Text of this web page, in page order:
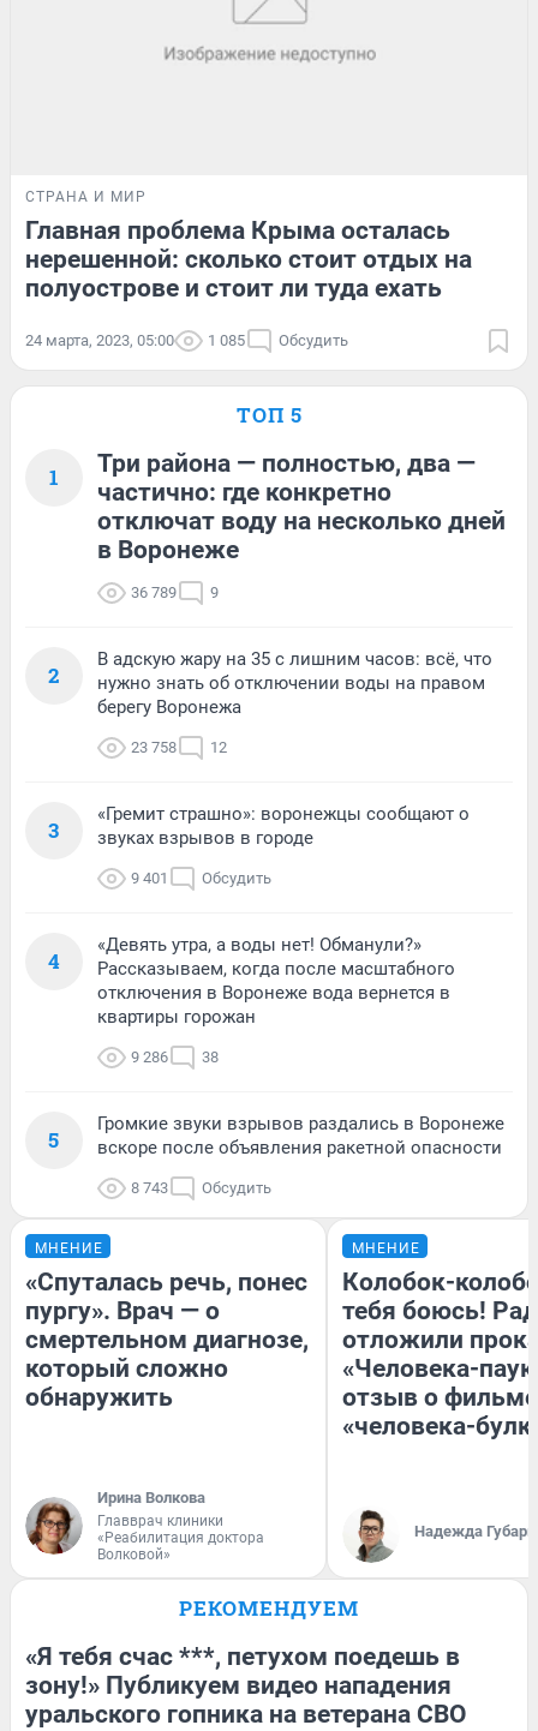
СТРАНА И МИР
Главная проблема Крыма осталась
нерешенной: сколько стоит отдых на
полуострове и стоит ли туда ехать
24 марта, 2023, 05:00 1 085 Обсудить
ТОП 5
1
Три района — полностью, два —
частично: где конкретно
отключат воду на несколько дней
в Воронеже
36 789 9
2
В адскую жару на 35 с лишним часов: всё, что
нужно знать об отключении воды на правом
берегу Воронежа
23 758 12
3
«Гремит страшно»: воронежцы сообщают о
звуках взрывов в городе
9 401 Обсудить
4
«Девять утра, а воды нет! Обманули?»
Рассказываем, когда после масштабного
отключения в Воронеже вода вернется в
квартиры горожан
9 286 38
5
Громкие звуки взрывов раздались в Воронеже
вскоре после объявления ракетной опасности
8 743 Обсудить
МНЕНИЕ
«Спуталась речь, понес
пургу». Врач — о
смертельном диагнозе,
который сложно
обнаружить
Ирина Волкова
Главврач клиники
«Реабилитация доктора
Волковой»
МНЕНИЕ
Колобок-
тебя боюсь!
отложили
«Человека-
отзыв о
«человека-
Надежда Губарь
РЕКОМЕНДУЕМ
«Я тебя счас ***, петухом поедешь в
зону!» Публикуем видео нападения
уральского гопника на ветерана СВО